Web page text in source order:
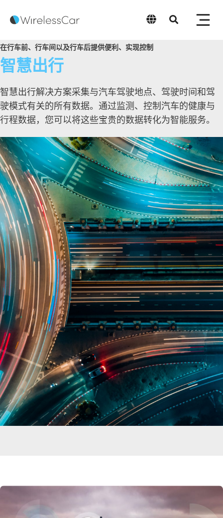
中文
在行车前、行车间以及行车后提供便利、实现控制
智慧出行
智慧出行解决方案采集与汽车驾驶地点、驾驶时间和驾
驶模式有关的所有数据。通过监测、控制汽车的健康与
行程数据，您可以将这些宝贵的数据转化为智能服务。